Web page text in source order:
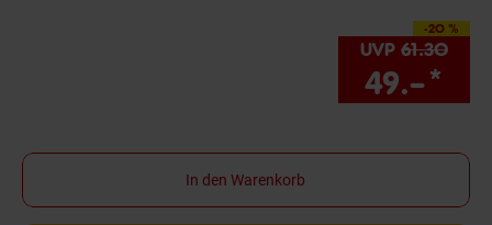
-20 %
Sie Sparen 20
UVP 61.30UVP
49.–*
In den Warenkorb